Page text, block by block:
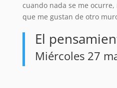
cuando nada se me
que me gustan de otro
El
Miércoles 27